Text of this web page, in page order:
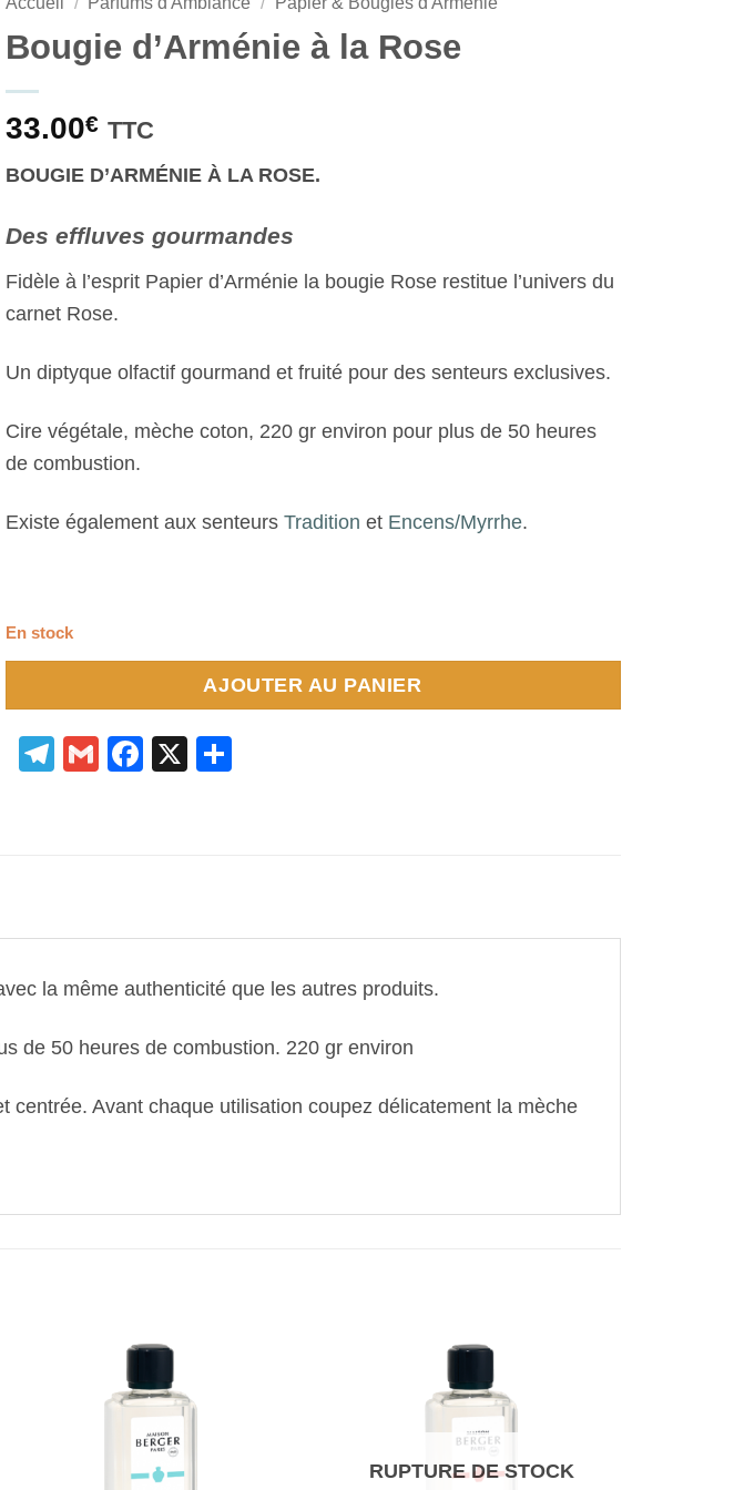
Bougie d’Arménie à la Rose
33.00€ TTC
BOUGIE D’ARMÉNIE À LA ROSE.
Des effluves gourmandes
Fidèle à l’esprit Papier d’Arménie la bougie Rose restitue l’univers du
carnet Rose.
Un diptyque olfactif gourmand et fruité pour des senteurs exclusives.
Cire végétale, mèche coton, 220 gr environ pour plus de 50 heures
de combustion.
Existe également aux senteurs Tradition et Encens/Myrrhe.
En stock
AJOUTER AU PANIER
Telegram
GmailFacebook
X
la même authenticité que les autres produits.
de 50 heures de combustion. 220 gr environ
centrée. Avant chaque utilisation coupez délicatement la mèche
RUPTURE DE STOCK